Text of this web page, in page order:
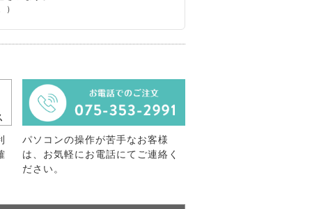
）
パソコンの操作が苦手なお客様
は、お気軽にお電話にてご連絡く
ださい。